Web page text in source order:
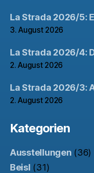
La Strada 2026/5:
3. August 2026
La Strada 2026/4:
2. August 2026
La Strada 2026/3:
2. August 2026
Kategorien
Ausstellungen (36)
Beisl (31)